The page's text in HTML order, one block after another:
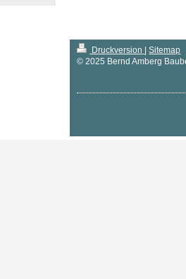
Druckversion | Sitemap
© 2025 Bernd Amberg